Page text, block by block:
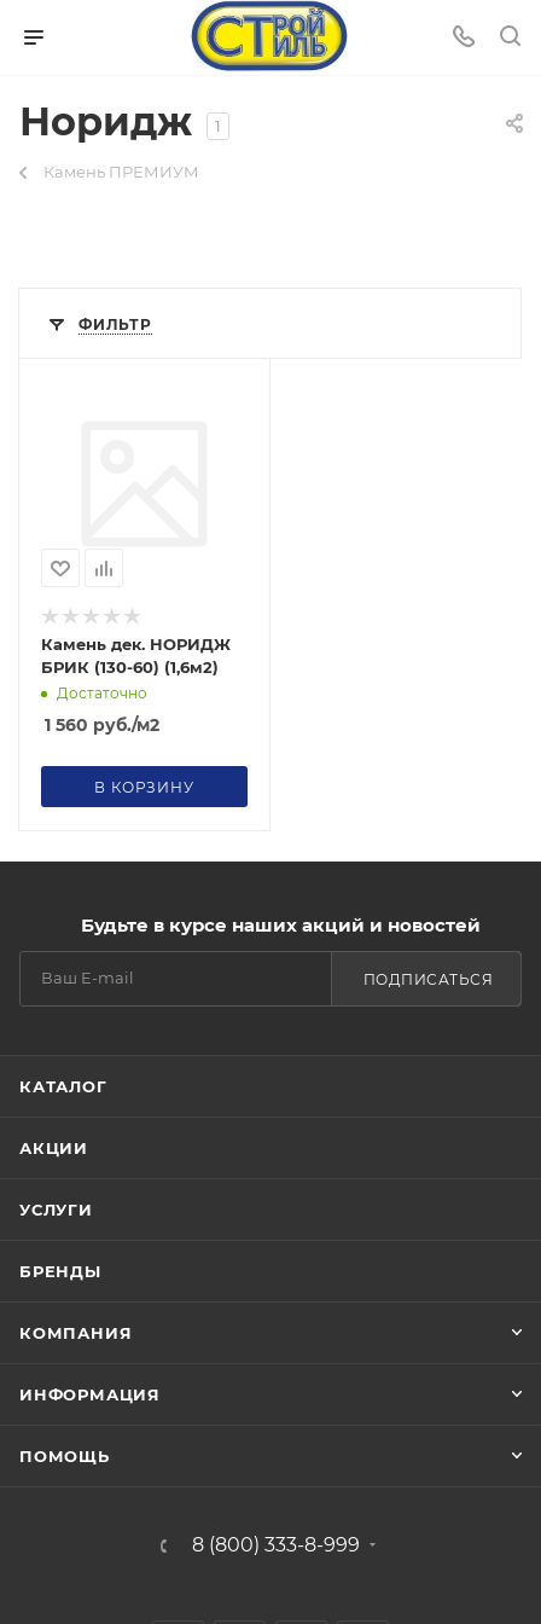
Норидж 1
Камень ПРЕМИУМ
ФИЛЬТР
Камень дек. НОРИДЖ
БРИК (130-60) (1,6м2)
Достаточно
1 560 руб./м2
В КОРЗИНУ
Будьте в курсе наших акций и новостей
ПОДПИСАТЬСЯ
КАТАЛОГ
АКЦИИ
УСЛУГИ
БРЕНДЫ
КОМПАНИЯ
ИНФОРМАЦИЯ
ПОМОЩЬ
8 (800) 333-8-999